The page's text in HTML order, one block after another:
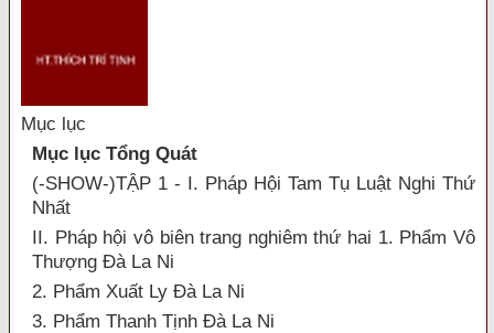
Mục lục
Mục lục Tổng Quát
(-SHOW-)TẬP 1 - I. Pháp Hội Tam Tụ Luật Nghi Thứ
Nhất
II. Pháp hội vô biên trang nghiêm thứ hai 1. Phẩm Vô
Thượng Đà La Ni
2. Phẩm Xuất Ly Đà La Ni
3. Phẩm Thanh Tịnh Đà La Ni